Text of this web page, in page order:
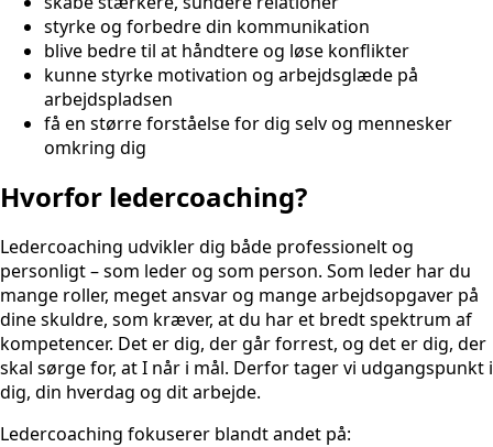
styrke og forbedre din kommunikation
blive bedre til at håndtere og løse konflikter
kunne styrke motivation og arbejdsglæde på
arbejdspladsen
få en større forståelse for dig selv og mennesker
omkring dig
Hvorfor ledercoaching?
Ledercoaching udvikler dig både professionelt og
personligt – som leder og som person. Som leder har du
mange roller, meget ansvar og mange arbejdsopgaver på
dine skuldre, som kræver, at du har et bredt spektrum af
kompetencer. Det er dig, der går forrest, og det er dig, der
skal sørge for, at I når i mål. Derfor tager vi udgangspunkt i
dig, din hverdag og dit arbejde.
Ledercoaching fokuserer blandt andet på: